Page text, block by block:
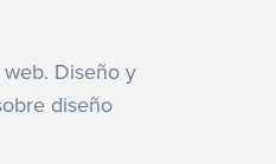
Diseño y
diseño